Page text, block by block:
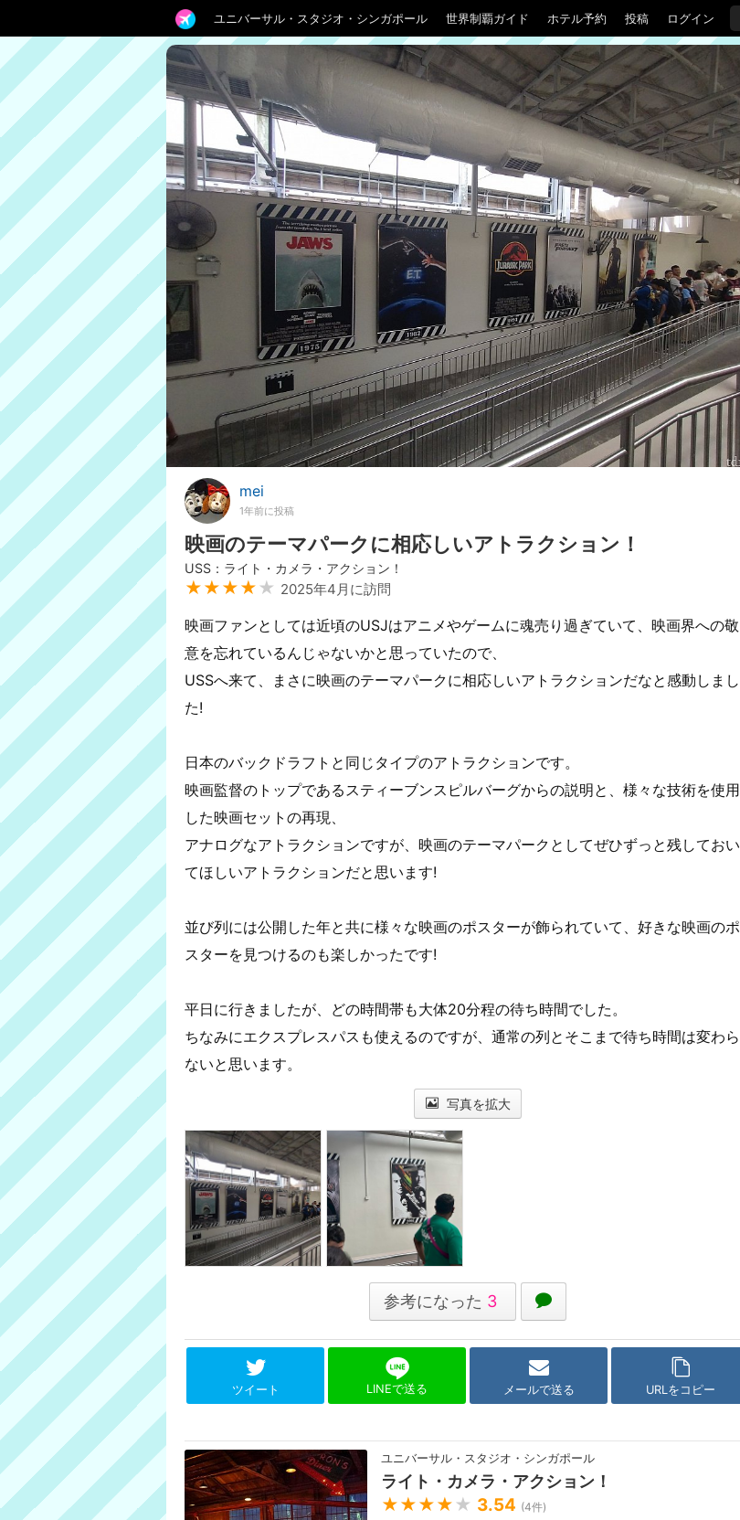
ユニバーサル・スタジオ・シンガポール 世界制覇ガイド ホテル予約 投稿 ログイン
mei
1年前に投稿
映画のテーマパークに相応しいアトラクション！
USS：ライト・カメラ・アクション！
★★★★ ★ 2025年4月に訪問
映画ファンとしては近頃のUSJはアニメやゲームに魂売り過ぎていて、映画界への敬
意を忘れているんじゃないかと思っていたので、
USSへ来て、まさに映画のテーマパークに相応しいアトラクションだなと感動しまし
た!
日本のバックドラフトと同じタイプのアトラクションです。
映画監督のトップであるスティーブンスピルバーグからの説明と、様々な技術を使用
した映画セットの再現、
アナログなアトラクションですが、映画のテーマパークとしてぜひずっと残しておい
てほしいアトラクションだと思います!
並び列には公開した年と共に様々な映画のポスターが飾られていて、好きな映画のポ
スターを見つけるのも楽しかったです!
平日に行きましたが、どの時間帯も大体20分程の待ち時間でした。
ちなみにエクスプレスパスも使えるのですが、通常の列とそこまで待ち時間は変わら
ないと思います。
写真を拡大
参考になった 3
ツイート LINEで送る メールで送る URLをコピー
ユニバーサル・スタジオ・シンガポール
ライト・カメラ・アクション！
★★★★ ★ 3.54 (4件)